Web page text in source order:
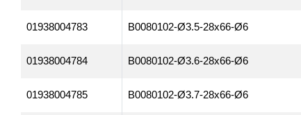
01938004783 B0080102-Ø3.5-28x66-Ø6
01938004784 B0080102-Ø3.6-28x66-Ø6
01938004785 B0080102-Ø3.7-28x66-Ø6